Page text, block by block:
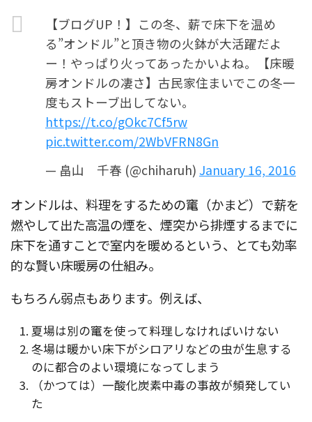
【ブログUP！】この冬、薪で床下を温め
る”オンドル”と頂き物の火鉢が大活躍だよ
ー！やっぱり火ってあったかいよね。【床暖
房オンドルの凄さ】古民家住まいでこの冬一
度もストーブ出してない。
https://t.co/gOkc7Cf5rw
pic.twitter.com/2WbVFRN8Gn
— 畠山 千春 (@chiharuh) January 16, 2016
オンドルは、料理をするための竃（かまど）で薪を
燃やして出た高温の煙を、煙突から排煙するまでに
床下を通すことで室内を暖めるという、とても効率
的な賢い床暖房の仕組み。
もちろん弱点もあります。例えば、
夏場は別の竃を使って料理しなければいけない
冬場は暖かい床下がシロアリなどの虫が生息する
のに都合のよい環境になってしまう
（かつては）一酸化炭素中毒の事故が頻発してい
た